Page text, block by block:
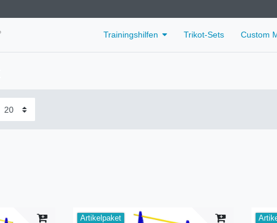
Trainingshilfen Trikot-Sets Custom
Artikelpaket